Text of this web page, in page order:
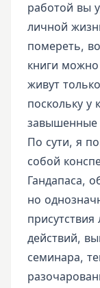
работой вы
личной
помереть,
книги можно
живут
поскольку у
завышенные
По сути, я
собой
Гандапаса,
но
действий,
семинара,